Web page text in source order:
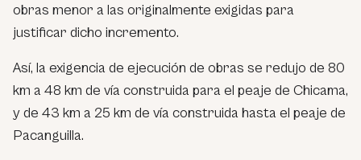
obras menor a las originalmente exigidas para
justificar dicho incremento.
Así, la exigencia de ejecución de obras se redujo de 80
km a 48 km de vía construida para el peaje de Chicama,
y de 43 km a 25 km de vía construida hasta el peaje de
Pacanguilla.